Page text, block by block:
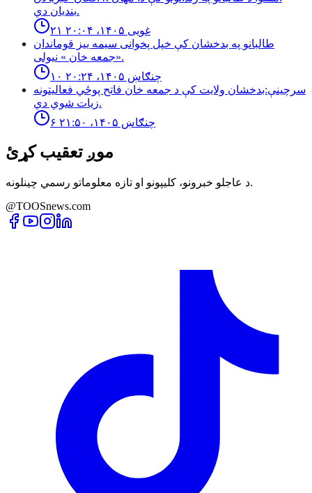
بنديان دي.
۲۱ غویی ۱۴۰۵، ۲۰:۰۴
طالبانو په بدخشان كې خپل پخوانى سيمه ييز قوماندان
«جمعه خان » نيولى.
۱۰ چنګاښ ۱۴۰۵، ۲۰:۲۴
سرچینې:بدخشان ولایت کې د جمعه خان فاتح پوځي فعالیتونه
زیات شوي دي.
۶ چنګاښ ۱۴۰۵، ۲۱:۵۰
موږ تعقیب کړئ
د عاجلو خبرونو، کلیپونو او تازه معلوماتو رسمي چینلونه.
@TOOSnews.com